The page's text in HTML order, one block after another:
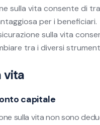
sulla vita consente di
per i beneficiari.
sulla vita
tra i diversi
vita
capitale
sulla vita non sono